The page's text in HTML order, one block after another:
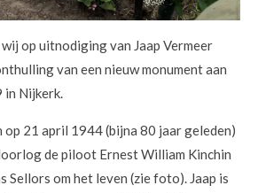
op uitnodiging van Jaap Vermeer
van een nieuw monument aan
in Nijkerk.
op 21 april 1944 (bijna 80 jaar geleden)
de piloot Ernest William Kinchin
Sellors om het leven (zie foto). Jaap is